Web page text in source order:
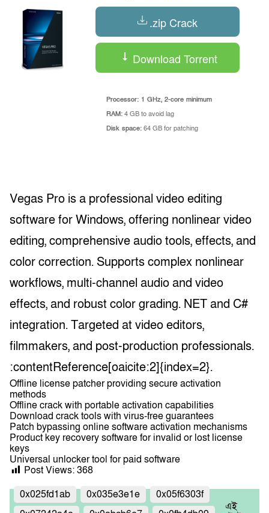
.zip Crack
Download Torrent
Processor: 1 GHz, 2-core minimum
RAM: 4 GB to avoid lag
Disk space: 64 GB for patching
Vegas Pro is a professional video editing
software for Windows, offering nonlinear video
editing, comprehensive audio tools, effects, and
color correction. Supports complex nonlinear
workflows, multi-channel audio and video
effects, and robust color grading. NET and C#
integration. Targeted at video editors,
filmmakers, and post-production professionals.
:contentReference[oaicite:2]{index=2}.
Offline license patcher providing secure activation
methods
Offline crack with portable activation capabilities
Download crack tools with virus-free guarantees
Patch bypassing online software activation mechanisms
Product key recovery software for invalid or lost license
keys
Universal unlocker tool for paid software
Post Views:368
0x025fd1ab
0x035e3e1e
0x05f6303f
এই